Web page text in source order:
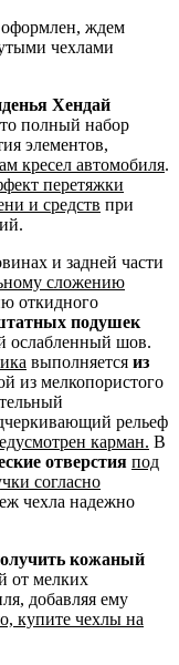
оформлен, ждем
чехлами
Хендай
полный набор
элементов,
кресел автомобиля.
перетяжки
и средств при
и задней части
сложению
откидного
подушек
ослабленный шов.
выполняется из
из мелкопористого
рельеф
карман. В
отверстия под
согласно
чехла надежно
кожаный
от мелких
добавляя ему
купите чехлы на